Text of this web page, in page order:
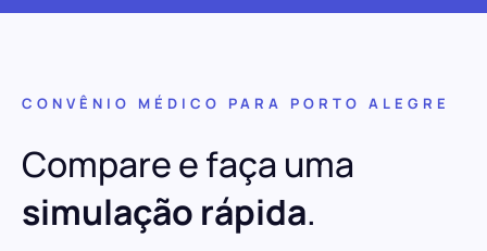
CONVÊNIO MÉDICO PARA PORTO ALEGRE
Compare e faça uma
simulação rápida.